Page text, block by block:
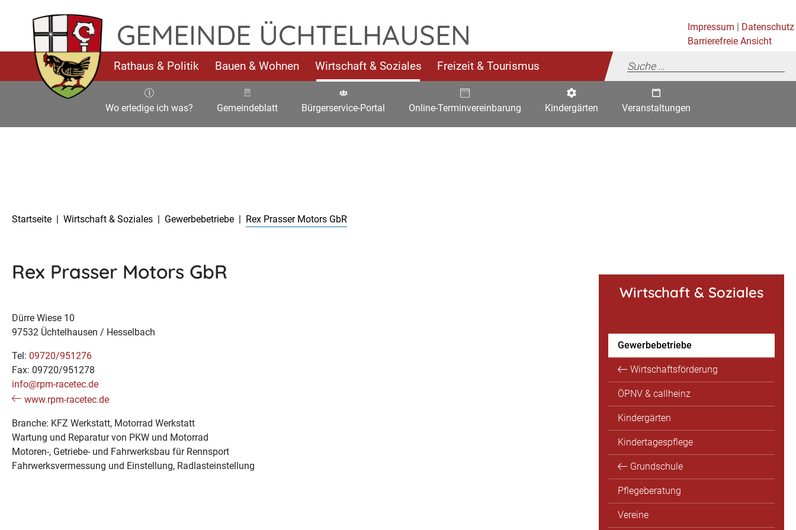
GEMEINDE ÜCHTELHAUSEN Impressum
Datenschutz
Barrierefreie Ansicht
Rathaus & Politik Bauen & Wohnen Wirtschaft & Soziales Freizeit & Tourismus
Wo erledige ich was? Gemeindeblatt Bürgerservice-Portal Online-Terminvereinbarung Kindergärten Veranstaltungen
Startseite
Wirtschaft & Soziales Gewerbebetriebe Rex Prasser Motors GbR
Rex Prasser Motors GbR
Dürre Wiese 10
97532 Üchtelhausen / Hesselbach
Tel: 09720/951276
Fax: 09720/951278
info@rpm-racetec.de
www.rpm-racetec.de
Branche: KFZ Werkstatt, Motorrad Werkstatt
Wartung und Reparatur von PKW und Motorrad
Motoren-, Getriebe- und Fahrwerksbau für Rennsport
Fahrwerksvermessung und Einstellung, Radlasteinstellung
Wirtschaft & Soziales
Gewerbebetriebe
Wirtschaftsförderung
ÖPNV & callheinz
Kindergärten
Kindertagespflege
Grundschule
Pflegeberatung
Vereine